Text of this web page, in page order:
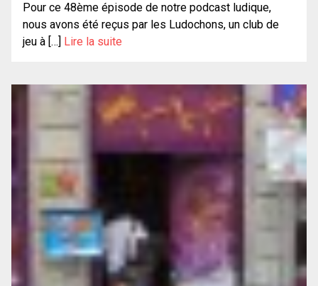
Pour ce 48ème épisode de notre podcast ludique,
nous avons été reçus par les Ludochons, un club de
jeu à […]
Lire la suite